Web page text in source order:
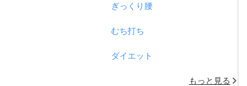
ぎっくり腰
むち打ち
ダイエット
もっと見る